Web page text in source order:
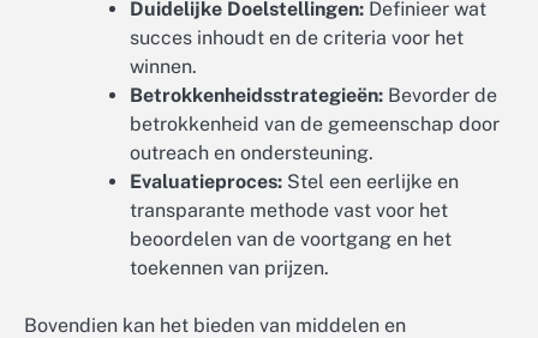
Duidelijke Doelstellingen: Definieer wat
succes inhoudt en de criteria voor het
winnen.
Betrokkenheidsstrategieën: Bevorder de
betrokkenheid van de gemeenschap door
outreach en ondersteuning.
Evaluatieproces: Stel een eerlijke en
transparante methode vast voor het
beoordelen van de voortgang en het
toekennen van prijzen.
Bovendien kan het bieden van middelen en